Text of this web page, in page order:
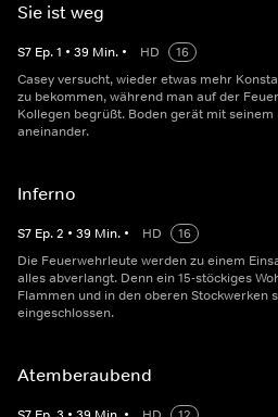
Sie ist weg
S7 Ep.1 • 39 Min. • HD
16
Casey versucht, wieder etwas mehr
zu bekommen, während man auf der
Kollegen begrüßt. Boden gerät mit
aneinander.
Inferno
S7 Ep.2 • 39 Min. • HD
16
Die Feuerwehrleute werden zu einem
alles abverlangt. Denn ein 15-stöckiges
Flammen und in den oberen Stockwerken
eingeschlossen.
Atemberaubend